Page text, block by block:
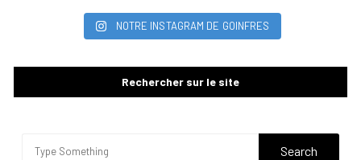
NOTRE INSTAGRAM DE GOINFRES
Rechercher sur le site